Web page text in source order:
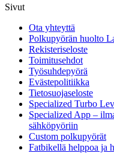
Sivut
Ota yhteyttä
Polkupyörän huolto
Rekisteriseloste
Toimitusehdot
Työsuhdepyörä
Evästepolitiikka
Tietosuojaseloste
Specialized Turbo
Specialized App –
sähköpyöriin
Custom polkupyörät
Fatbikellä helppoa ja